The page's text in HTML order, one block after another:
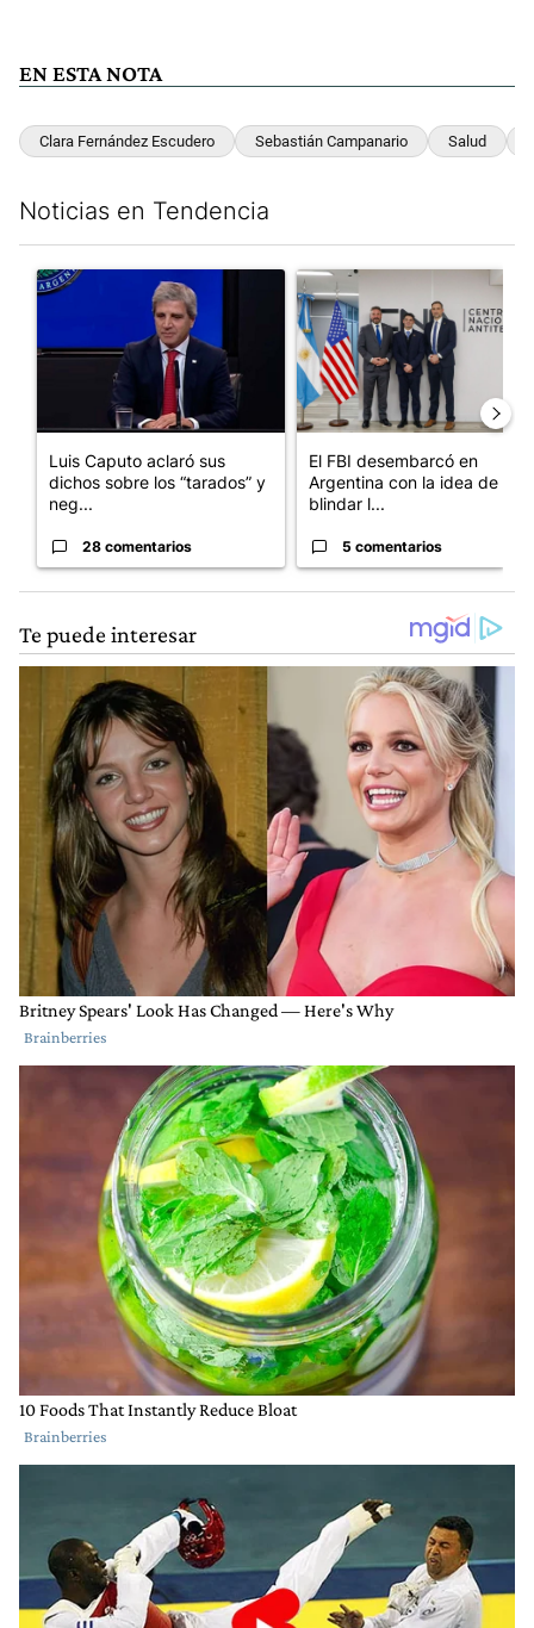
EN ESTA NOTA
Clara Fernández Escudero Sebastián Campanario Salud
Noticias en Tendencia
Un artículo de tendencia con el título "Luis Caputo aclaró sus
Luis Caputo aclaró sus
dichos sobre los “tarados” y
neg...
28 comentarios
Un artículo de tendencia con
El FBI desembarcó en
Argentina con la idea de
blindar l...
5 comentarios